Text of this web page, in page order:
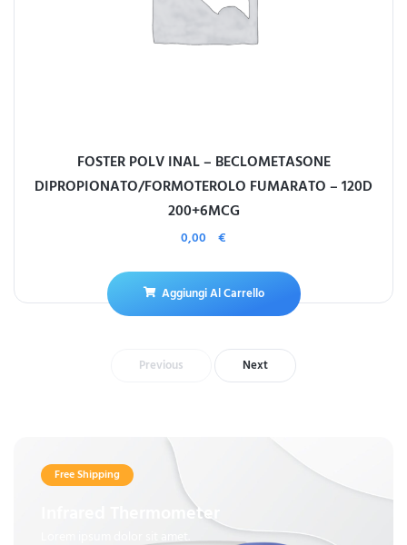
FOSTER POLV INAL – BECLOMETASONE
DIPROPIONATO/FORMOTEROLO FUMARATO – 120D
200+6MCG
0,00 €
Aggiungi Al Carrello
Previous Next
Free Shipping
Infrared Thermometer
Lorem ipsum dolor sit amet.